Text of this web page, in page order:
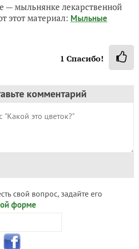
— мыльнянке лекарственной
этот материал: Мыльные
1 Спасибо!
комментарий
свой вопрос, задайте его
форме